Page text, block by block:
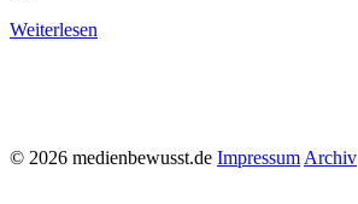
Weiterlesen
© 2026 medienbewusst.de Impressum Archiv